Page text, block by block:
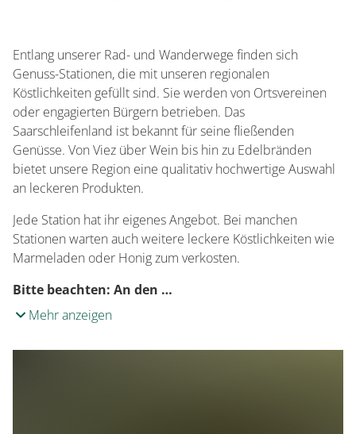
Entlang unserer Rad- und Wanderwege finden sich
Genuss-Stationen, die mit unseren regionalen
Köstlichkeiten gefüllt sind. Sie werden von Ortsvereinen
oder engagierten Bürgern betrieben. Das
Saarschleifenland ist bekannt für seine fließenden
Genüsse. Von Viez über Wein bis hin zu Edelbränden
bietet unsere Region eine qualitativ hochwertige Auswahl
an leckeren Produkten.
Jede Station hat ihr eigenes Angebot. Bei manchen
Stationen warten auch weitere leckere Köstlichkeiten wie
Marmeladen oder Honig zum verkosten.
Bitte beachten: An den …
Mehr anzeigen